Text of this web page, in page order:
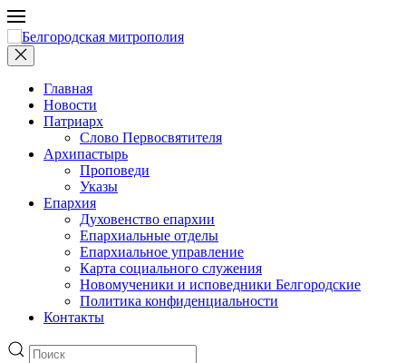
Главная
Новости
Патриарх
Слово Первосвятителя
Архипастырь
Проповеди
Указы
Епархия
Духовенство епархии
Епархиальные отделы
Епархиальное управление
Карта социального служения
Новомученики и исповедники Белгородские
Политика конфиденциальности
Контакты